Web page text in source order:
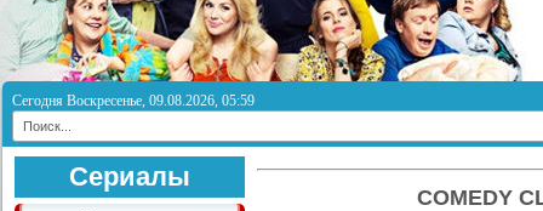
Сегодня Воскресенье, 09.08.2026, 05:59
Сериалы
COMEDY